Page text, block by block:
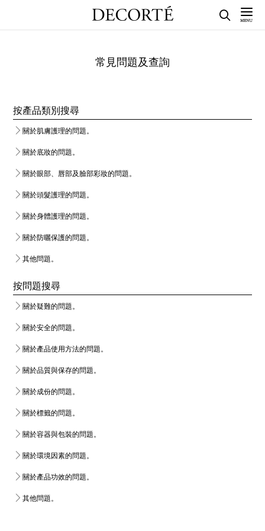
常見問題及查詢
按產品類別搜尋
關於肌膚護理的問題。
關於底妝的問題。
關於眼部、唇部及臉部彩妝的問題。
關於頭髮護理的問題。
關於身體護理的問題。
關於防曬保護的問題。
其他問題。
按問題搜尋
關於疑難的問題。
關於安全的問題。
關於產品使用方法的問題。
關於品質與保存的問題。
關於成份的問題。
關於標籤的問題。
關於容器與包裝的問題。
關於環境因素的問題。
關於產品功效的問題。
其他問題。